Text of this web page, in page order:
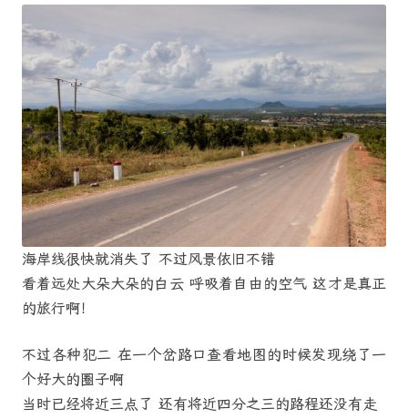
海岸线很快就消失了 不过风景依旧不错
看着远处大朵大朵的白云 呼吸着自由的空气 这才是真正
的旅行啊！
不过各种犯二 在一个岔路口查看地图的时候发现绕了一
个好大的圈子啊
当时已经将近三点了 还有将近四分之三的路程还没有走